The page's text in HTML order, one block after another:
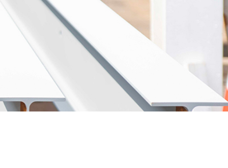
採用に関するよくある